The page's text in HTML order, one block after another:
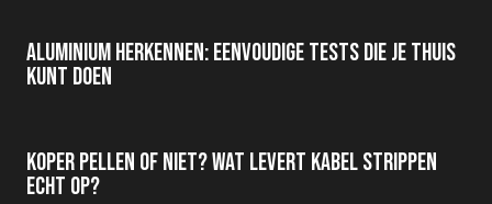
Aluminium herkennen: eenvoudige tests die je thuis
kunt doen
Koper pellen of niet? Wat levert kabel strippen
echt op?